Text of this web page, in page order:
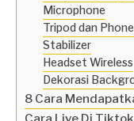
Microphone
Tripod dan
Stabilizer
Headset Wireless
Dekorasi
8 Cara
Cara Live Di